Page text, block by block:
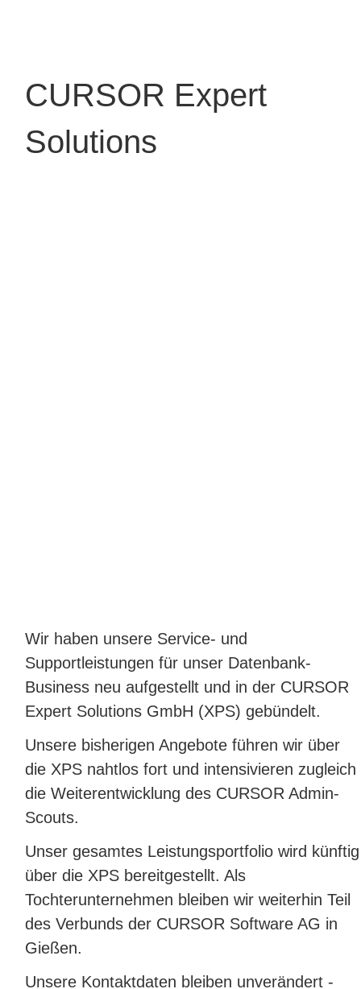
CURSOR Expert
Solutions
Wir haben unsere Service- und
Supportleistungen für unser Datenbank-
Business neu aufgestellt und in der CURSOR
Expert Solutions GmbH (XPS) gebündelt.
Unsere bisherigen Angebote führen wir über
die XPS nahtlos fort und intensivieren zugleich
die Weiterentwicklung des CURSOR Admin-
Scouts.
Unser gesamtes Leistungsportfolio wird künftig
über die XPS bereitgestellt. Als
Tochterunternehmen bleiben wir weiterhin Teil
des Verbunds der CURSOR Software AG in
Gießen.
Unsere Kontaktdaten bleiben unverändert -